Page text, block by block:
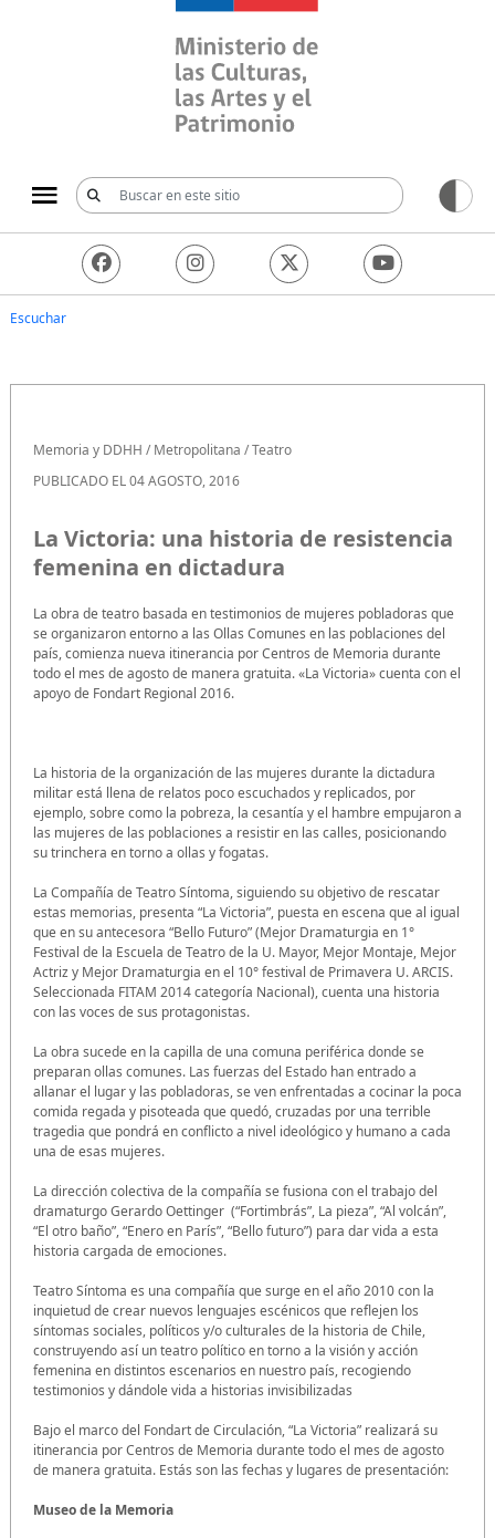
Ministerio de las
Escuchar
Memoria y DDHH /Metropolitana /Teatro
PUBLICADO EL 04 AGOSTO, 2016
La Victoria: una historia de resistencia
femenina en dictadura
La obra de teatro basada en testimonios de mujeres pobladoras que
se organizaron entorno a las Ollas Comunes en las poblaciones del
país, comienza nueva itinerancia por Centros de Memoria durante
todo el mes de agosto de manera gratuita. «La Victoria» cuenta con el
apoyo de Fondart Regional 2016.
La historia de la organización de las mujeres durante la dictadura
militar está llena de relatos poco escuchados y replicados, por
ejemplo, sobre como la pobreza, la cesantía y el hambre empujaron a
las mujeres de las poblaciones a resistir en las calles, posicionando
su trinchera en torno a ollas y fogatas.
La Compañía de Teatro Síntoma, siguiendo su objetivo de rescatar
estas memorias, presenta “La Victoria”, puesta en escena que al igual
que en su antecesora “Bello Futuro” (Mejor Dramaturgia en 1°
Festival de la Escuela de Teatro de la U. Mayor, Mejor Montaje, Mejor
Actriz y Mejor Dramaturgia en el 10° festival de Primavera U. ARCIS.
Seleccionada FITAM 2014 categoría Nacional), cuenta una historia
con las voces de sus protagonistas.
La obra sucede en la capilla de una comuna periférica donde se
preparan ollas comunes. Las fuerzas del Estado han entrado a
allanar el lugar y las pobladoras, se ven enfrentadas a cocinar la poca
comida regada y pisoteada que quedó, cruzadas por una terrible
tragedia que pondrá en conflicto a nivel ideológico y humano a cada
una de esas mujeres.
La dirección colectiva de la compañía se fusiona con el trabajo del
dramaturgo Gerardo Oettinger (“Fortimbrás”, La pieza”, “Al volcán”,
“El otro baño”, “Enero en París”, “Bello futuro”) para dar vida a esta
historia cargada de emociones.
Teatro Síntoma es una compañía que surge en el año 2010 con la
inquietud de crear nuevos lenguajes escénicos que reflejen los
síntomas sociales, políticos y/o culturales de la historia de Chile,
construyendo así un teatro político en torno a la visión y acción
femenina en distintos escenarios en nuestro país, recogiendo
testimonios y dándole vida a historias invisibilizadas
Bajo el marco del Fondart de Circulación, “La Victoria” realizará su
itinerancia por Centros de Memoria durante todo el mes de agosto
de manera gratuita. Estás son las fechas y lugares de presentación:
Museo de la Memoria